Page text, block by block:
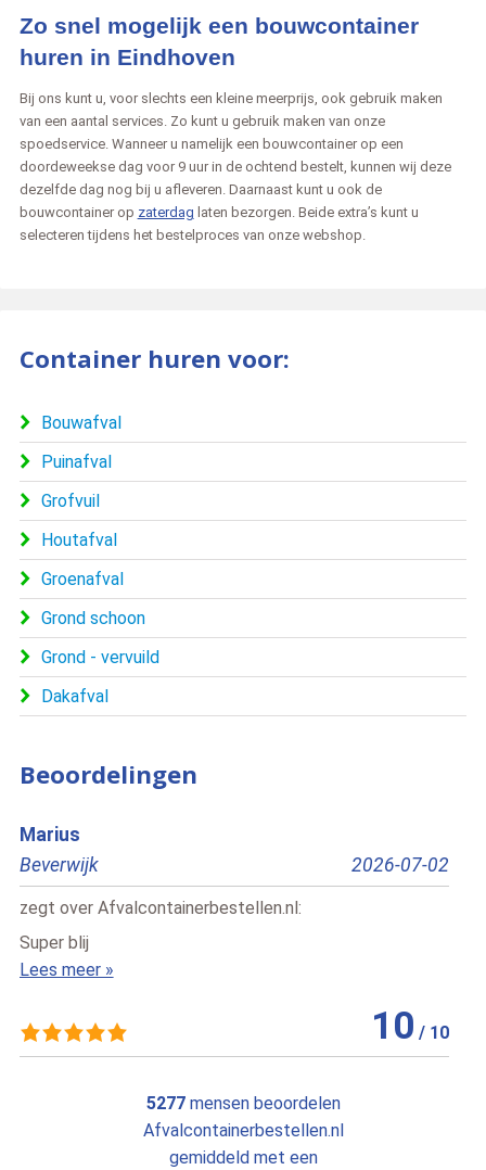
Zo snel mogelijk een bouwcontainer
huren in Eindhoven
Bij ons kunt u, voor slechts een kleine meerprijs, ook gebruik maken
van een aantal services. Zo kunt u gebruik maken van onze
spoedservice. Wanneer u namelijk een bouwcontainer op een
doordeweekse dag voor 9 uur in de ochtend bestelt, kunnen wij deze
dezelfde dag nog bij u afleveren. Daarnaast kunt u ook de
bouwcontainer op zaterdag laten bezorgen. Beide extra’s kunt u
selecteren tijdens het bestelproces van onze webshop.
Container huren voor:
Bouwafval
Puinafval
Grofvuil
Houtafval
Groenafval
Grond schoon
Grond - vervuild
Dakafval
Beoordelingen
2026-07-02
10/10
zegt overAfvalcontainerbestellen.nl
service en geen verrassingen wat betreft de
5277mensen beoordelen
Afvalcontainerbestellen.nl
gemiddeld met een